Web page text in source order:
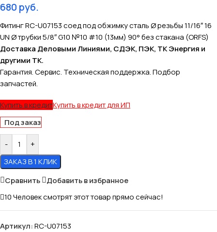
680 руб.
Фитинг RC-U07153 соед под обжимку сталь Ø резьбы 11/16″ 16
UN Ø трубки 5/8″ G10 №10 #10 (13мм) 90° без стакана (ORFS)
Доставка Деловыми Линиями, СДЭК, ПЭК, ТК Энергия и
другими ТК.
Гарантия. Сервис. Техническая поддержка. Подбор
запчастей.
Купить в кредитКупить в кредит для ИП
Под заказ
-
+
ЗАКАЗ В 1 КЛИК
Сравнить
Добавить в избранное
10Человек смотрят этот товар прямо сейчас!
Артикул:RC-U07153